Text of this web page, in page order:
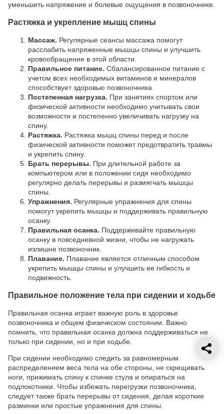
уменьшить напряжение и болевые ощущения в позвоночнике.
Растяжка и укрепление мышц спины
Массаж. Регулярные сеансы массажа помогут
расслабить напряженные мышцы спины и улучшить
кровообращение в этой области.
Правильное питание. Сбалансированное питание с
учетом всех необходимых витаминов и минералов
способствует здоровью позвоночника.
Постепенная нагрузка. При занятиях спортом или
физической активности необходимо учитывать свои
возможности и постепенно увеличивать нагрузку на
спину.
Растяжка. Растяжка мышц спины перед и после
физической активности поможет предотвратить травмы
и укрепить спину.
Брать перерывы. При длительной работе за
компьютером или в положении сидя необходимо
регулярно делать перерывы и размягчать мышцы
спины.
Упражнения. Регулярные упражнения для спины
помогут укрепить мышцы и поддерживать правильную
осанку.
Правильная осанка. Поддерживайте правильную
осанку в повседневной жизни, чтобы не нагружать
излишне позвоночник.
Плавание. Плавание является отличным способом
укрепить мышцы спины и улучшить ее гибкость и
подвижность.
Правильное положение тела при сидении и ходьбе
Правильная осанка играет важную роль в здоровье
позвоночника и общем физическом состоянии. Важно
помнить, что правильная осанка должна поддерживаться не
только при сидении, но и при ходьбе.
При сидении необходимо следить за равномерным
распределением веса тела на обе стороны, не скрещивать
ноги, прижимать спину к спинке стула и опираться на
подлокотники. Чтобы избежать перегрузки позвоночника,
следует также брать перерывы от сидения, делая короткие
разминки или простые упражнения для спины.